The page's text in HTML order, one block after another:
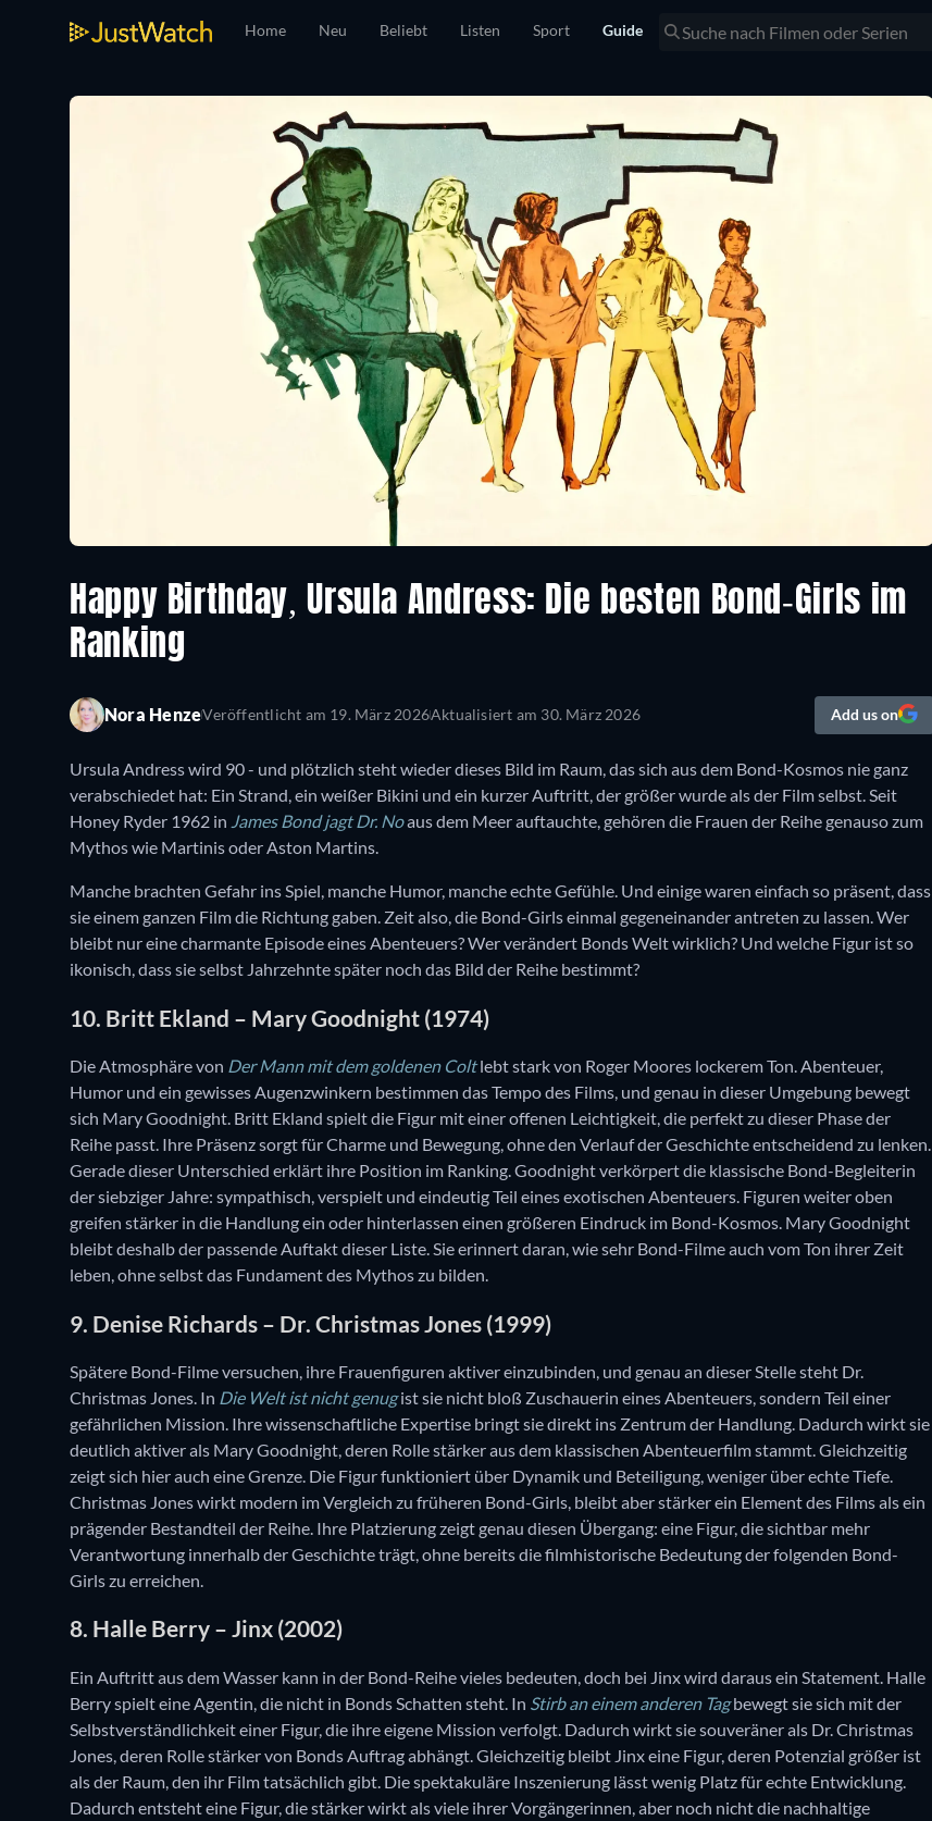
Home Neu Beliebt Listen Sport Guide
Happy Birthday, Ursula Andress: Die besten Bond-Girls im
Ranking
Nora HenzeVeröffentlicht am 19. März 2026Aktualisiert am 30. März 2026 Add us on
Ursula Andress wird 90 - und plötzlich steht wieder dieses Bild im Raum, das sich aus dem Bond-Kosmos nie ganz
verabschiedet hat: Ein Strand, ein weißer Bikini und ein kurzer Auftritt, der größer wurde als der Film selbst. Seit
Honey Ryder 1962 in James Bond jagt Dr. Noaus dem Meer auftauchte, gehören die Frauen der Reihe genauso zum
Mythos wie Martinis oder Aston Martins.
Manche brachten Gefahr ins Spiel, manche Humor, manche echte Gefühle. Und einige waren einfach so präsent, dass
sie einem ganzen Film die Richtung gaben. Zeit also, die Bond-Girls einmal gegeneinander antreten zu lassen. Wer
bleibt nur eine charmante Episode eines Abenteuers? Wer verändert Bonds Welt wirklich? Und welche Figur ist so
ikonisch, dass sie selbst Jahrzehnte später noch das Bild der Reihe bestimmt?
10. Britt Ekland – Mary Goodnight (1974)
Die Atmosphäre von Der Mann mit dem goldenen Coltlebt stark von Roger Moores lockerem Ton. Abenteuer,
Humor und ein gewisses Augenzwinkern bestimmen das Tempo des Films, und genau in dieser Umgebung bewegt
sich Mary Goodnight. Britt Ekland spielt die Figur mit einer offenen Leichtigkeit, die perfekt zu dieser Phase der
Reihe passt. Ihre Präsenz sorgt für Charme und Bewegung, ohne den Verlauf der Geschichte entscheidend zu lenken.
Gerade dieser Unterschied erklärt ihre Position im Ranking. Goodnight verkörpert die klassische Bond-Begleiterin
der siebziger Jahre: sympathisch, verspielt und eindeutig Teil eines exotischen Abenteuers. Figuren weiter oben
greifen stärker in die Handlung ein oder hinterlassen einen größeren Eindruck im Bond-Kosmos. Mary Goodnight
bleibt deshalb der passende Auftakt dieser Liste. Sie erinnert daran, wie sehr Bond-Filme auch vom Ton ihrer Zeit
leben, ohne selbst das Fundament des Mythos zu bilden.
9. Denise Richards – Dr. Christmas Jones (1999)
Spätere Bond-Filme versuchen, ihre Frauenfiguren aktiver einzubinden, und genau an dieser Stelle steht Dr.
Christmas Jones. In Die Welt ist nicht genugist sie nicht bloß Zuschauerin eines Abenteuers, sondern Teil einer
gefährlichen Mission. Ihre wissenschaftliche Expertise bringt sie direkt ins Zentrum der Handlung. Dadurch wirkt sie
deutlich aktiver als Mary Goodnight, deren Rolle stärker aus dem klassischen Abenteuerfilm stammt. Gleichzeitig
zeigt sich hier auch eine Grenze. Die Figur funktioniert über Dynamik und Beteiligung, weniger über echte Tiefe.
Christmas Jones wirkt modern im Vergleich zu früheren Bond-Girls, bleibt aber stärker ein Element des Films als ein
prägender Bestandteil der Reihe. Ihre Platzierung zeigt genau diesen Übergang: eine Figur, die sichtbar mehr
Verantwortung innerhalb der Geschichte trägt, ohne bereits die filmhistorische Bedeutung der folgenden Bond-
Girls zu erreichen.
8. Halle Berry – Jinx (2002)
Ein Auftritt aus dem Wasser kann in der Bond-Reihe vieles bedeuten, doch bei Jinx wird daraus ein Statement. Halle
Berry spielt eine Agentin, die nicht in Bonds Schatten steht. In Stirb an einem anderen Tagbewegt sie sich mit der
Selbstverständlichkeit einer Figur, die ihre eigene Mission verfolgt. Dadurch wirkt sie souveräner als Dr. Christmas
Jones, deren Rolle stärker von Bonds Auftrag abhängt. Gleichzeitig bleibt Jinx eine Figur, deren Potenzial größer ist
als der Raum, den ihr Film tatsächlich gibt. Die spektakuläre Inszenierung lässt wenig Platz für echte Entwicklung.
Dadurch entsteht eine Figur, die stärker wirkt als viele ihrer Vorgängerinnen, aber noch nicht die nachhaltige